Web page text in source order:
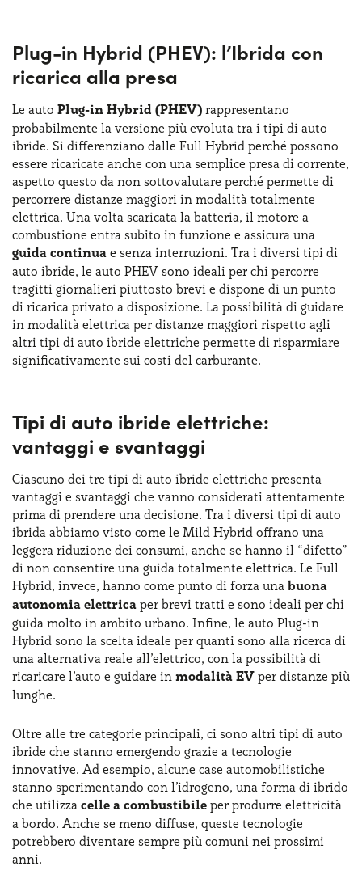
Plug-in Hybrid (PHEV): l’Ibrida con
ricarica alla presa
Le auto Plug-in Hybrid (PHEV) rappresentano
probabilmente la versione più evoluta tra i tipi di auto
ibride. Si differenziano dalle Full Hybrid perché possono
essere ricaricate anche con una semplice presa di corrente,
aspetto questo da non sottovalutare perché permette di
percorrere distanze maggiori in modalità totalmente
elettrica. Una volta scaricata la batteria, il motore a
combustione entra subito in funzione e assicura una
guida continua e senza interruzioni. Tra i diversi tipi di
auto ibride, le auto PHEV sono ideali per chi percorre
tragitti giornalieri piuttosto brevi e dispone di un punto
di ricarica privato a disposizione. La possibilità di guidare
in modalità elettrica per distanze maggiori rispetto agli
altri tipi di auto ibride elettriche permette di risparmiare
significativamente sui costi del carburante.
Tipi di auto ibride elettriche:
vantaggi e svantaggi
Ciascuno dei tre tipi di auto ibride elettriche presenta
vantaggi e svantaggi che vanno considerati attentamente
prima di prendere una decisione. Tra i diversi tipi di auto
ibrida abbiamo visto come le Mild Hybrid offrano una
leggera riduzione dei consumi, anche se hanno il “difetto”
di non consentire una guida totalmente elettrica. Le Full
Hybrid, invece, hanno come punto di forza una buona
autonomia elettrica per brevi tratti e sono ideali per chi
guida molto in ambito urbano. Infine, le auto Plug-in
Hybrid sono la scelta ideale per quanti sono alla ricerca di
una alternativa reale all’elettrico, con la possibilità di
ricaricare l’auto e guidare in modalità EV per distanze più
lunghe.
Oltre alle tre categorie principali, ci sono altri tipi di auto
ibride che stanno emergendo grazie a tecnologie
innovative. Ad esempio, alcune case automobilistiche
stanno sperimentando con l’idrogeno, una forma di ibrido
che utilizza celle a combustibile per produrre elettricità
a bordo. Anche se meno diffuse, queste tecnologie
potrebbero diventare sempre più comuni nei prossimi
anni.